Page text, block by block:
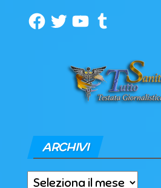
Facebook
TwitterYouTubeTumblr
ARCHIVI
Archivi